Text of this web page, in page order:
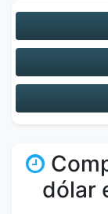
dólar